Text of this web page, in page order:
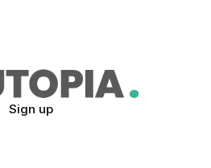
Sign up